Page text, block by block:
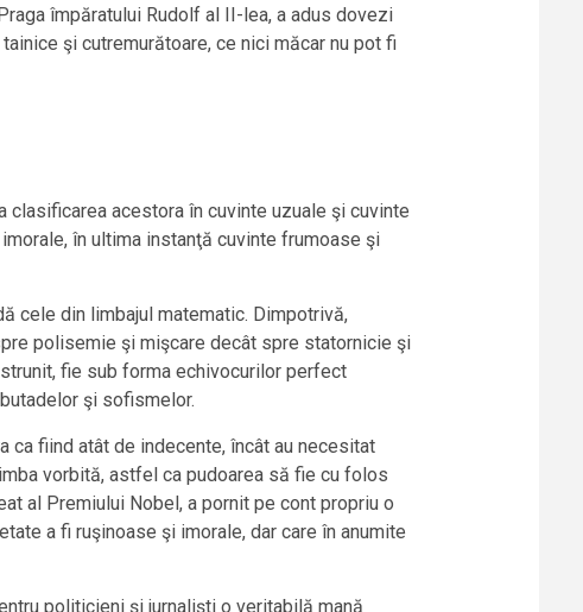
împăratului Rudolf al II-lea, a adus dovezi
şi cutremurătoare, ce nici măcar nu pot fi
clasificarea acestora în cuvinte uzuale şi cuvinte
în ultima instanţă cuvinte frumoase şi
cele din limbajul matematic. Dimpotrivă,
polisemie şi mişcare decât spre statornicie şi
fie sub forma echivocurilor perfect
şi sofismelor.
ca fiind atât de indecente, încât au necesitat
vorbită, astfel ca pudoarea să fie cu folos
al Premiului Nobel, a pornit pe cont propriu o
a fi ruşinoase şi imorale, dar care în anumite
politicieni şi jurnalişti o veritabilă mană